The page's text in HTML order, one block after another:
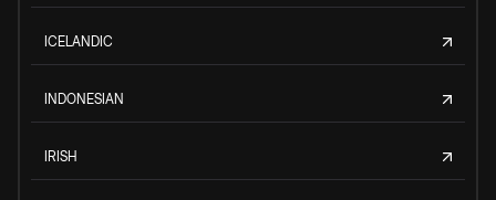
ICELANDIC
INDONESIAN
IRISH